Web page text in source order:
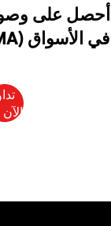
أحصل على
في الأسواق (DMA)